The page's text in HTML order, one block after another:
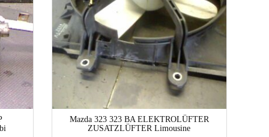
Mazda 323 323 BA ELEKTROLÜFTER
ZUSATZLÜFTER Limousine
1-3 Werktage